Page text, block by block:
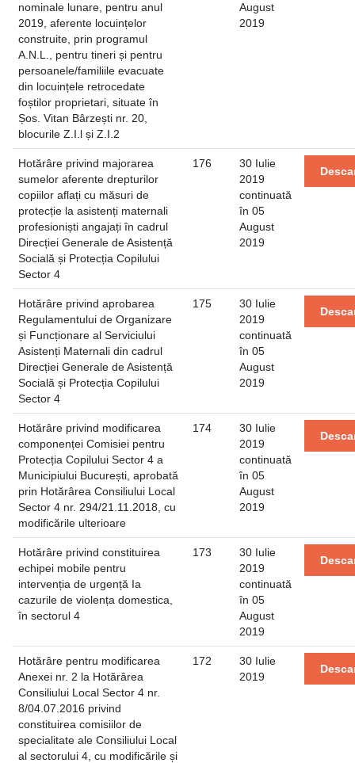
nominale lunare, pentru anul
2019, aferente locuințelor
construite, prin programul
A.N.L., pentru tineri și pentru
persoanele/familiile evacuate
din locuințele retrocedate
foștilor proprietari, situate în
Șos. Vitan Bârzești nr. 20,
blocurile Z.I.l și Z.I.2
August
2019
Hotărâre privind majorarea
sumelor aferente drepturilor
copiilor aflați cu măsuri de
protecție la asistenți maternali
profesioniști angajați în cadrul
Direcției Generale de Asistență
Socială și Protecția Copilului
Sector 4
176
30 Iulie
2019
continuată
în 05
August
2019
Hotărâre privind aprobarea
Regulamentului de Organizare
și Funcționare al Serviciului
Asistenți Maternali din cadrul
Direcției Generale de Asistență
Socială și Protecția Copilului
Sector 4
175
30 Iulie
2019
continuată
în 05
August
2019
Hotărâre privind modificarea
componenței Comisiei pentru
Protecția Copilului Sector 4 a
Municipiului București, aprobată
prin Hotărârea Consiliului Local
Sector 4 nr. 294/21.11.2018, cu
modificările ulterioare
174
30 Iulie
2019
continuată
în 05
August
2019
Hotărâre privind constituirea
echipei mobile pentru
intervenția de urgență Ia
cazurile de violența domestica,
în sectorul 4
173
30 Iulie
2019
continuată
în 05
August
2019
Hotărâre pentru modificarea
Anexei nr. 2 la Hotărârea
Consiliului Local Sector 4 nr.
8/04.07.2016 privind
constituirea comisiilor de
specialitate ale Consiliului Local
al sectorului 4, cu modificările și
172
30 Iulie
2019